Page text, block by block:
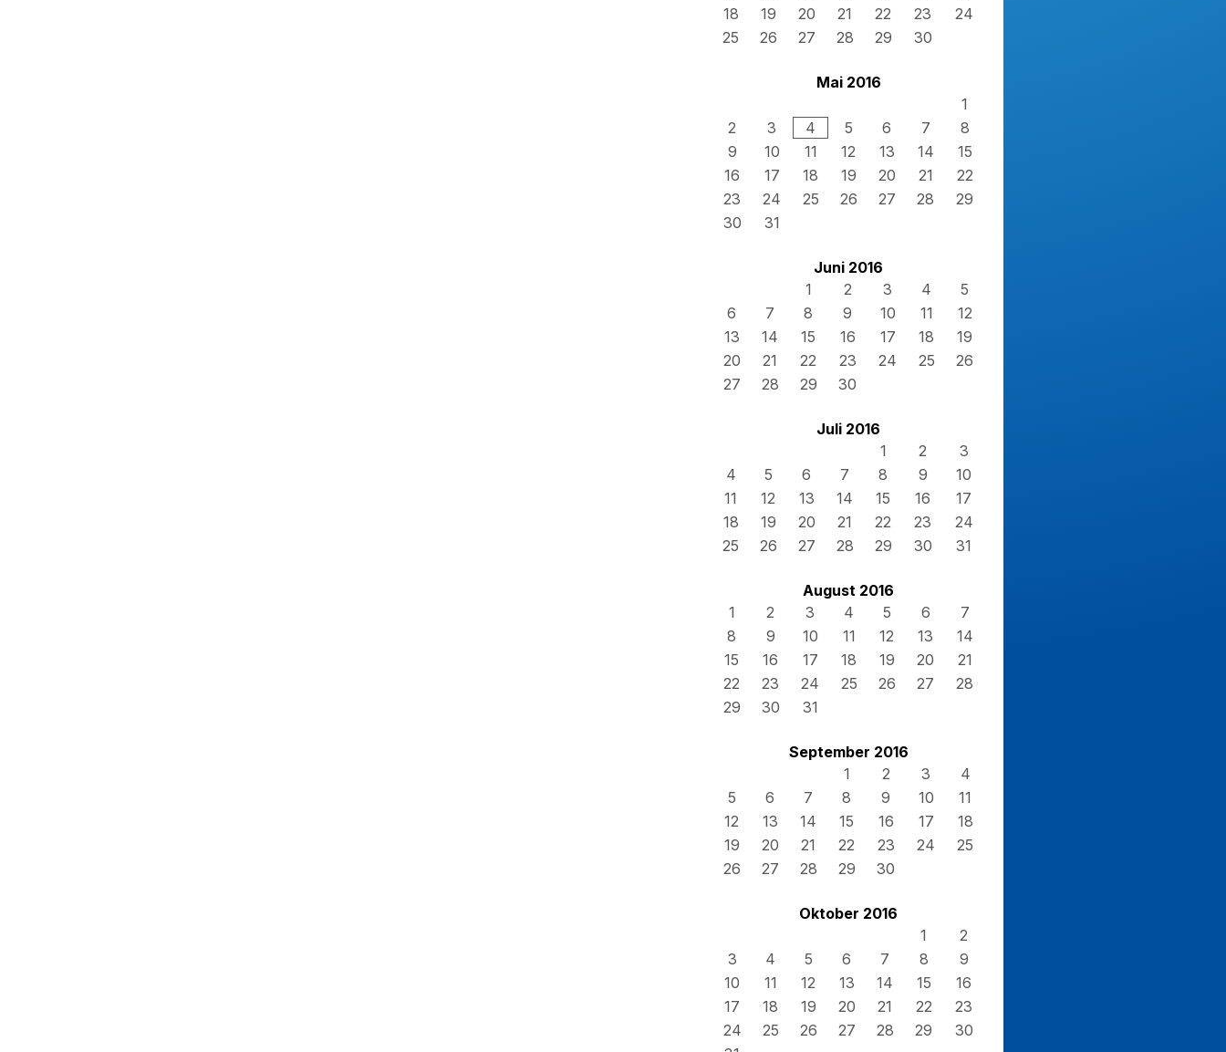
18
19 20 21 22 23
24
25
26 27 28 29 30
Mai 2016
1
2
3 4 5 6 7
8
9
10 11 12 13 14
15
16
17 18 19 20 21
22
23
24 25 26 27 28
29
30
31
Juni 2016
1
2 3 4
5
6
7 8 9 10 11
12
13
14 15 16 17 18
19
20
21 22 23 24 25
26
27
28 29 30
Juli 2016
1
2
3
4
5 6 7 8 9
10
11
12 13 14 15 16
17
18
19 20 21 22 23
24
25
26 27 28 29 30 31
August 2016
1
2 3 4 5 6
7
8
9 10 11 12 13
14
15
16 17 18 19 20
21
22
23 24 25 26 27
28
29
30 31
September 2016
1
2 3
4
5
6 7 8 9 10
11
12
13 14 15 16 17
18
19
20 21 22 23 24
25
26
27 28 29 30
Oktober 2016
1
2
3
4 5 6 7 8
9
10
11 12 13 14 15
16
17
18 19 20 21 22
23
24
25 26 27 28 29
30